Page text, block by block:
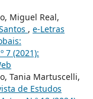
Miguel Real,
, e-Letras
7 (2021):
Tania Martuscelli,
de Estudos